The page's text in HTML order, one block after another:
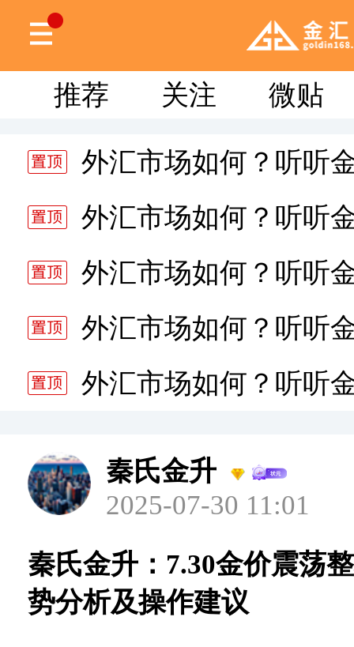
推荐 关注 微贴
外汇市场如何？听听
分析师静雅老师的分
外汇市场如何？听听
分析师静雅老师的分
外汇市场如何？听听
分析师静雅老师的分
外汇市场如何？听听
分析师静雅老师的分
外汇市场如何？听听
秦氏金升
2025-07-30 11:01
秦氏金升：7.30金价震荡
势分析及操作建议